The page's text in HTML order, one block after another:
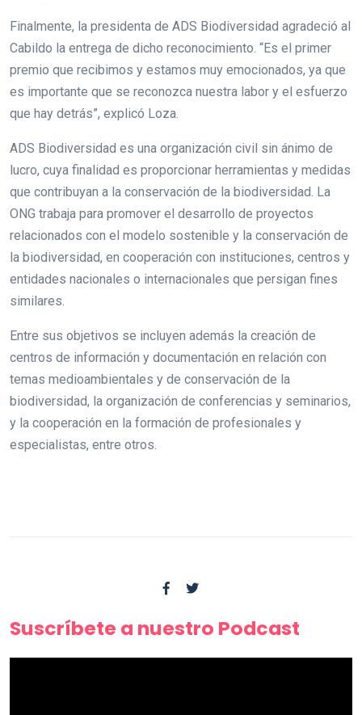
Finalmente, la presidenta de ADS Biodiversidad agradeció al
Cabildo la entrega de dicho reconocimiento. “Es el primer
premio que recibimos y estamos muy emocionados, ya que
es importante que se reconozca nuestra labor y el esfuerzo
que hay detrás”, explicó Loza.
ADS Biodiversidad es una organización civil sin ánimo de
lucro, cuya finalidad es proporcionar herramientas y medidas
que contribuyan a la conservación de la biodiversidad. La
ONG trabaja para promover el desarrollo de proyectos
relacionados con el modelo sostenible y la conservación de
la biodiversidad, en cooperación con instituciones, centros y
entidades nacionales o internacionales que persigan fines
similares.
Entre sus objetivos se incluyen además la creación de
centros de información y documentación en relación con
temas medioambientales y de conservación de la
biodiversidad, la organización de conferencias y seminarios,
y la cooperación en la formación de profesionales y
especialistas, entre otros.
Suscríbete a nuestro Podcast